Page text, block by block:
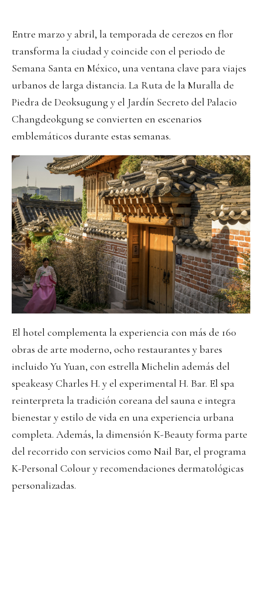
Entre marzo y abril, la temporada de cerezos en flor
transforma la ciudad y coincide con el periodo de
Semana Santa en México, una ventana clave para viajes
urbanos de larga distancia. La Ruta de la Muralla de
Piedra de Deoksugung y el Jardín Secreto del Palacio
Changdeokgung se convierten en escenarios
emblemáticos durante estas semanas.
El hotel complementa la experiencia con más de 160
obras de arte moderno, ocho restaurantes y bares
incluido Yu Yuan, con estrella Michelin además del
speakeasy Charles H. y el experimental H. Bar. El spa
reinterpreta la tradición coreana del sauna e integra
bienestar y estilo de vida en una experiencia urbana
completa. Además, la dimensión K-Beauty forma parte
del recorrido con servicios como Nail Bar, el programa
K-Personal Colour y recomendaciones dermatológicas
personalizadas.